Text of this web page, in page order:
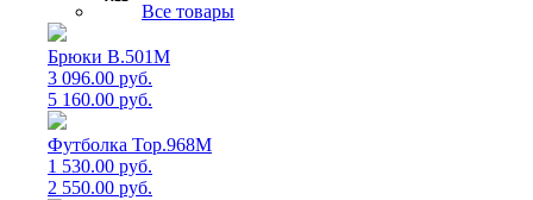
Все товары
Брюки B.501M
3 096.00 руб.
5 160.00 руб.
Футболка Top.968M
1 530.00 руб.
2 550.00 руб.